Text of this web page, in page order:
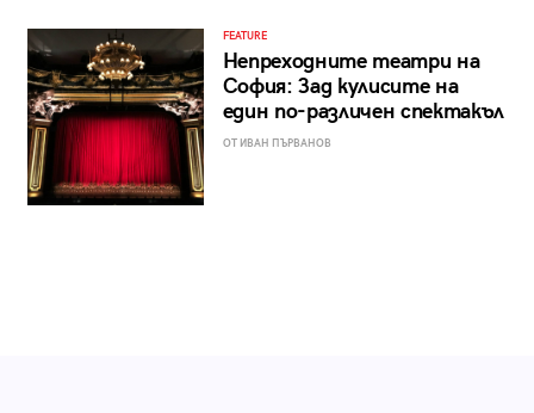
FEATURE
Непреходните театри на
София: Зад кулисите на
един по-различен спектакъл
ОТ ИВАН ПЪРВАНОВ